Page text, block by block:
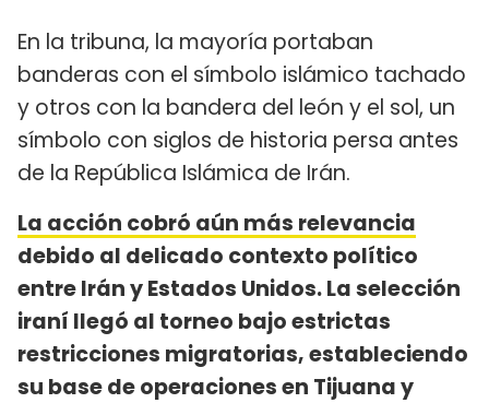
En la tribuna, la mayoría portaban
banderas con el símbolo islámico tachado
y otros con la bandera del león y el sol, un
símbolo con siglos de historia persa antes
de la República Islámica de Irán.
La acción cobró aún más relevancia
debido al delicado contexto político
entre Irán y Estados Unidos. La selección
iraní llegó al torneo bajo estrictas
restricciones migratorias, estableciendo
su base de operaciones en Tijuana y